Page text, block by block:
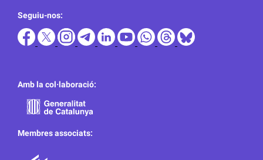
Seguiu-nos:
Amb la col·laboració:
Membres associats: